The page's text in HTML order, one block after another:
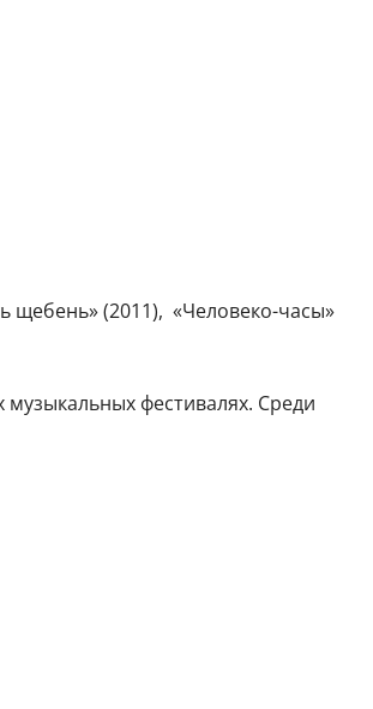
щебень» (2011), «Человеко-часы»
музыкальных фестивалях. Среди